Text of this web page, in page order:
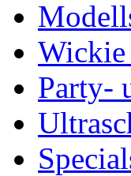
Wickie
Party-